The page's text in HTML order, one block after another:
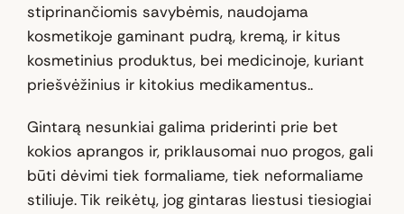
stiprinančiomis savybėmis, naudojama
kosmetikoje gaminant pudrą, kremą, ir kitus
kosmetinius produktus, bei medicinoje, kuriant
priešvėžinius ir kitokius medikamentus..
Gintarą nesunkiai galima priderinti prie bet
kokios aprangos ir, priklausomai nuo progos, gali
būti dėvimi tiek formaliame, tiek neformaliame
stiliuje. Tik reikėtų, jog gintaras liestusi tiesiogiai